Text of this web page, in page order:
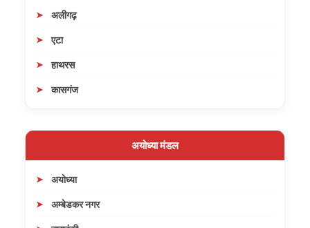
अलीगढ़
एटा
हाथरस
कासगंज
अयोध्या मंडल
अयोध्या
अम्बेडकर नगर